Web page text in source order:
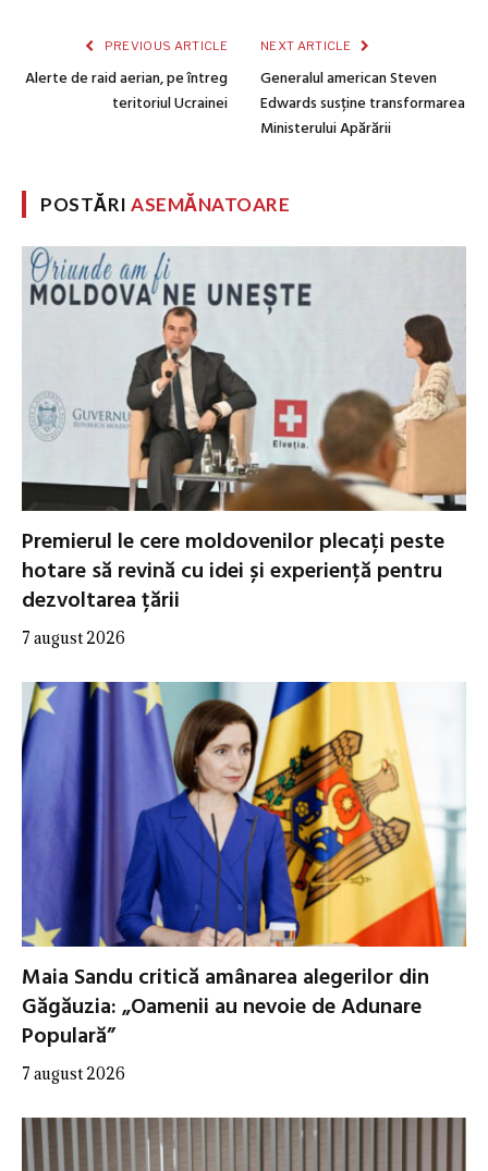
PREVIOUS ARTICLE
Alerte de raid aerian, pe întreg
teritoriul Ucrainei
NEXT ARTICLE
Generalul american Steven
Edwards susține transformarea
Ministerului Apărării
POSTĂRIASEMĂNATOARE
Premierul le cere moldovenilor plecați peste
hotare să revină cu idei și experiență pentru
dezvoltarea țării
7 august 2026
Maia Sandu critică amânarea alegerilor din
Găgăuzia: „Oamenii au nevoie de Adunare
Populară”
7 august 2026